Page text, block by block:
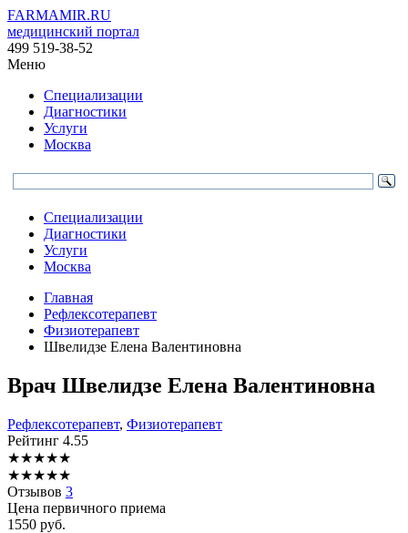
FARMAMIR.RU
медицинский портал
499 519-38-52
Меню
Специализации
Диагностики
Услуги
Москва
Специализации
Диагностики
Услуги
Москва
Главная
Рефлексотерапевт
Физиотерапевт
Швелидзе Елена Валентиновна
Врач Швелидзе Елена Валентиновна
Рефлексотерапевт, Физиотерапевт
Рейтинг 4.55
★★★★★
★★★★★
Отзывов 3
Цена первичного приема
1550 руб.